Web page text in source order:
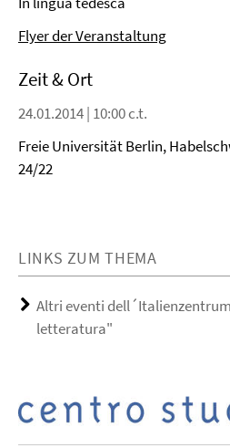
Flyer der Veranstaltung
Zeit & Ort
24.01.2014 | 10:00 c.t.
Freie Universität Berlin,
24/22
LINKS ZUM THEMA
Altri eventi
letteratura"